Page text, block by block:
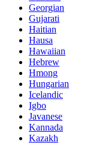
Georgian
Gujarati
Haitian
Hausa
Hawaiian
Hebrew
Hmong
Hungarian
Icelandic
Igbo
Javanese
Kannada
Kazakh